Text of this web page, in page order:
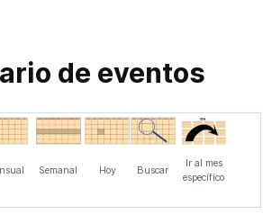
de eventos
Semanal Hoy Buscar
Ir al mes
específico